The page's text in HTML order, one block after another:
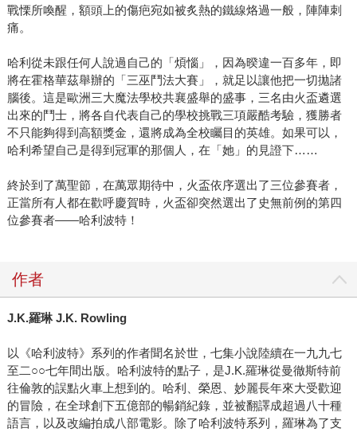
戰慄所喚醒，額頭上的傷疤宛如被炙熱的鐵線烙過一般，陣陣刺
痛。
哈利從未跟任何人說過自己的「煩惱」，因為暌違一百多年，即
將在霍格華茲舉辦的「三巫鬥法大賽」，就足以讓他把一切拋諸
腦後。這是歐洲三大魔法學校共襄盛舉的盛事，三名由火盃遴選
出來的鬥士，將各自代表自己的學校挑戰三項嚴酷考驗，獲勝者
不只能夠得到高額獎金，還將成為全校矚目的英雄。如果可以，
哈利希望自己是得到冠軍的那個人，在「她」的見證下……
終於到了萬聖節，在萬眾期待中，火盃依序選出了三位參賽者，
正當所有人都在歡呼慶賀時，火盃卻突然選出了史無前例的第四
位參賽者——哈利波特！
作者
J.K.羅琳 J.K. Rowling
以《哈利波特》系列的作者聞名於世，七集小說陸續在一九九七
至二○○七年間出版。哈利波特的點子，是J.K.羅琳從曼徹斯特前
往倫敦的誤點火車上想到的。哈利、榮恩、妙麗長年來大受歡迎
的冒險，在全球創下五億部的暢銷紀錄，並被翻譯成超過八十種
語言，以及改編拍成八部電影。除了哈利波特系列，羅琳為了支